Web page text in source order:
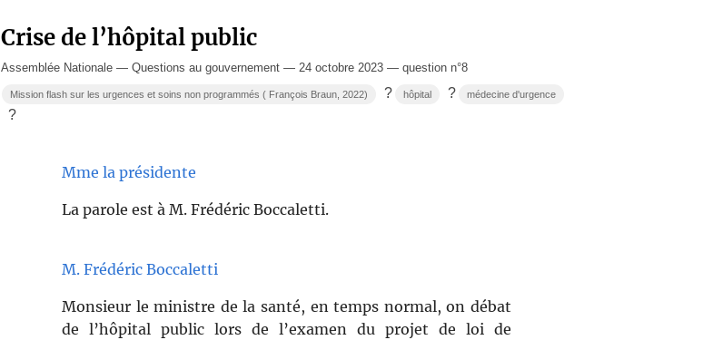
Crise de l’hôpital public
Assemblée Nationale — Questions au gouvernement — 24 octobre 2023 — question n°8
Mission flash sur les urgences et soins non programmés ( François Braun, 2022) ? hôpital ? médecine d'urgence
?
Mme la présidente
La parole est à M. Frédéric Boccaletti.
M. Frédéric Boccaletti
Monsieur le ministre de la santé, en temps normal, on débat
de l’hôpital public lors de l’examen du projet de loi de